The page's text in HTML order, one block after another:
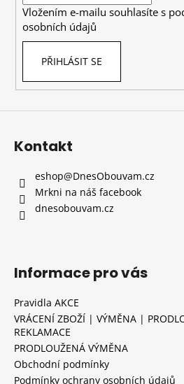
Vložením e-mailu souhlasíte s
osobních údajů
PŘIHLÁSIT SE
Kontakt
eshop@DnesObouvam.cz
Mrkni na náš facebook
dnesobouvam.cz
Informace pro vás
Pravidla AKCE
VRÁCENÍ ZBOŽÍ | VÝMĚNA |
REKLAMACE
PRODLOUŽENÁ VÝMĚNA
Obchodní podmínky
Podmínky ochrany osobních údajů